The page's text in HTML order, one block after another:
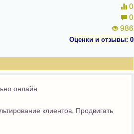
0
0
986
Оценки и отзывы: 0
онлайн
клиентов, Продвигать